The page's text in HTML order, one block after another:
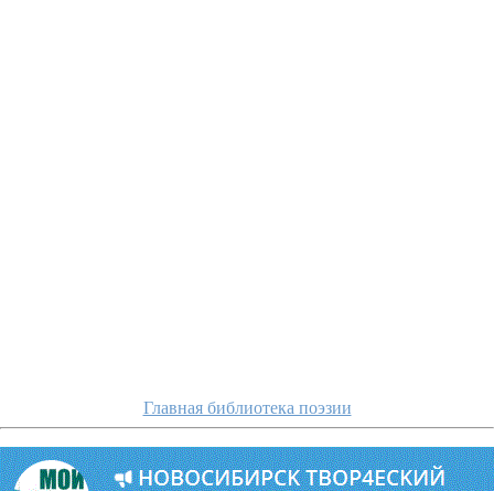
Главная библиотека поэзии